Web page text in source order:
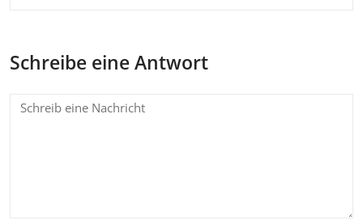
Schreibe eine Antwort